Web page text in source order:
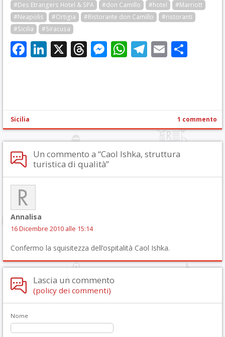
#Des Etrangers Hotel & SPA
#don Camillo #hotel
#Marriott
#Neapolis
#Ortigia #Ristorante don Camillo
#ristoranti
#Sicilia
#Siracusa
Facebook
LinkedIn
X Threads
Messenger
WhatsApp
Telegram
Email
Sicilia 1 commento
Un commento a “Caol Ishka, struttura
turistica di qualità”
Annalisa
16 Dicembre 2010 alle 15:14
Confermo la squisitezza dell’ospitalità Caol Ishka.
Lascia un commento
(policy dei commenti)
Nome